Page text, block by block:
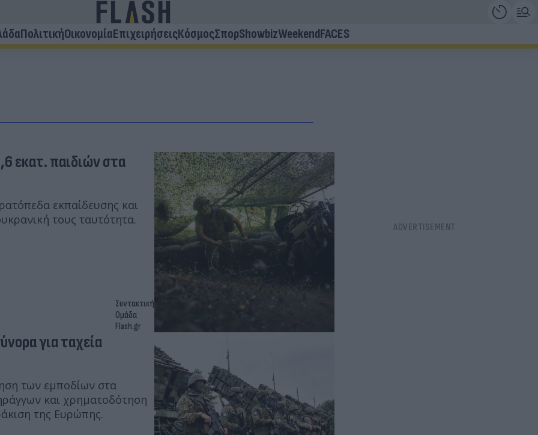
ΠολιτικήΟικονομίαΕπιχειρήσειςΚόσμοςΣπορShowbizWeekendFACES
εκατ. παιδιών στα
εκπαίδευσης και
τους ταυτότητα.
Συντακτική
Ομάδα
Flash.gr
για ταχεία
των εμποδίων στα
και χρηματοδότηση
της Ευρώπης.